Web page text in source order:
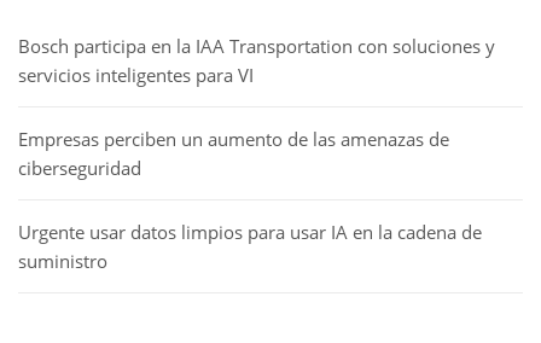
Bosch participa en la IAA Transportation con soluciones y
servicios inteligentes para VI
Empresas perciben un aumento de las amenazas de
ciberseguridad
Urgente usar datos limpios para usar IA en la cadena de
suministro